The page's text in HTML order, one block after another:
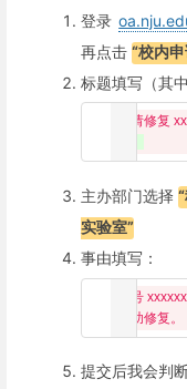
登录
再点击“校内
标题填写（其中
申请修复
主办部门选择
实验室”
事由填写：
账号
提交后我会判